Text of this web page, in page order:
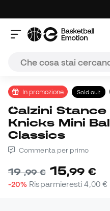
In promozione Sold out
Calzini Stance New York
Knicks Mini
Classics
Commenta per primo
19,99 € 15,99 €
-20% Risparmieresti4,00 €